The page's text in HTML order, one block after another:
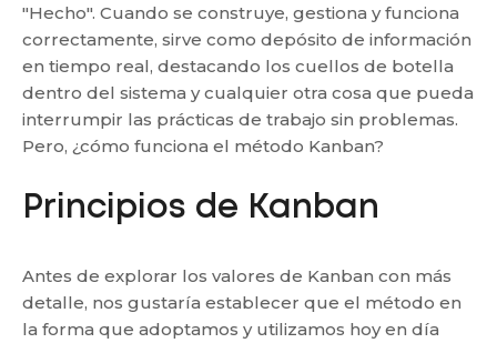
"Hecho". Cuando se construye, gestiona y funciona
correctamente, sirve como depósito de información
en tiempo real, destacando los cuellos de botella
dentro del sistema y cualquier otra cosa que pueda
interrumpir las prácticas de trabajo sin problemas.
Pero, ¿cómo funciona el método Kanban?
Principios de Kanban
Antes de explorar los valores de Kanban con más
detalle, nos gustaría establecer que el método en
la forma que adoptamos y utilizamos hoy en día